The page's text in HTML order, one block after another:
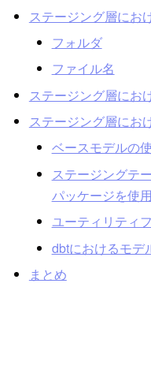
ステージング層にお
フォルダ
ファイル名
ステージング層にお
ステージング層にお
ベースモデルの
ステージングテ
パッケージを使用
ユーティリティ
dbtにおけるモデ
まとめ